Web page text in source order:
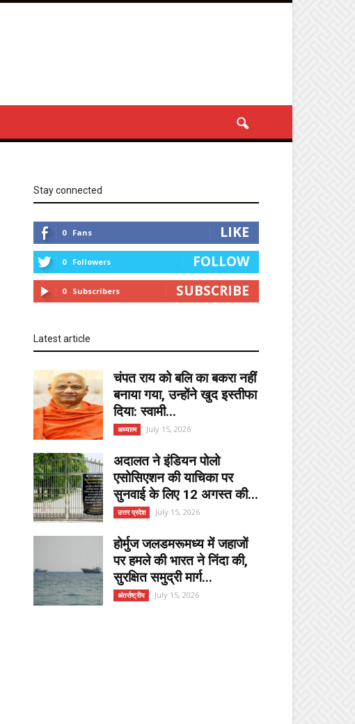
Stay connected
0 Fans LIKE
0 Followers FOLLOW
0 Subscribers SUBSCRIBE
Latest article
चंपत राय को बलि का बकरा नहीं
बनाया गया, उन्होंने खुद इस्तीफा
दिया: स्वामी...
अध्यात्म July 15, 2026
अदालत ने इंडियन पोलो
एसोसिएशन की याचिका पर
सुनवाई के लिए 12 अगस्त की...
उत्तर प्रदेश July 15, 2026
होर्मुज जलडमरूमध्य में जहाजों
पर हमले की भारत ने निंदा की,
सुरक्षित समुद्री मार्ग...
अंतर्राष्ट्रीय July 15, 2026